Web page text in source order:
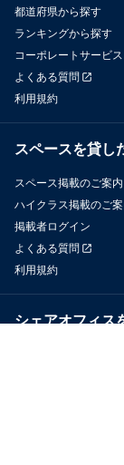
都道府県から探す
ランキングから探す
コーポレートサービス
よくある質問
利用規約
スペースを貸し
スペース掲載のご案内
ハイクラス掲載のご
掲載者ログイン
よくある質問
利用規約
シェアオフィス